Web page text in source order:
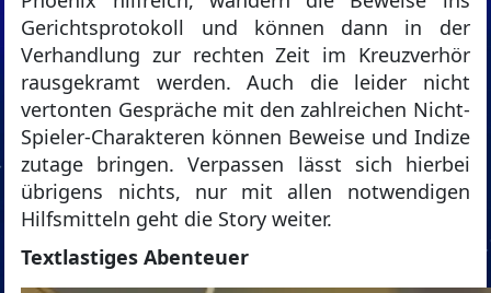
Gerichtsprotokoll und können dann in der
Verhandlung zur rechten Zeit im Kreuzverhör
rausgekramt werden. Auch die leider nicht
vertonten Gespräche mit den zahlreichen Nicht-
Spieler-Charakteren können Beweise und Indize
zutage bringen. Verpassen lässt sich hierbei
übrigens nichts, nur mit allen notwendigen
Hilfsmitteln geht die Story weiter.
Textlastiges Abenteuer